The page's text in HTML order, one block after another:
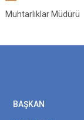
Muhtarlıklar Müdürü
BAŞKAN